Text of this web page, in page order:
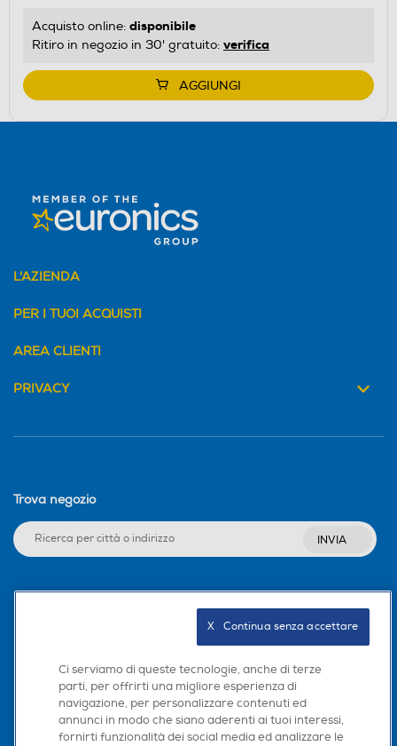
Acquisto online: disponibile
Ritiro in negozio in 30' gratuito: verifica
AGGIUNGI
L'AZIENDA
PER I TUOI ACQUISTI
AREA CLIENTI
PRIVACY
Trova negozio
INVIA
Scarica la nostra app
Ci serviamo di queste tecnologie, anche di terze
parti, per offrirti una migliore esperienza di
navigazione, per personalizzare contenuti ed
annunci in modo che siano aderenti ai tuoi interessi,
fornirti funzionalità dei social media ed analizzare le
X   Continua senza accettare